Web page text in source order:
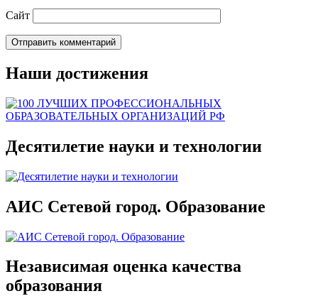
Сайт
Наши достижения
Десятилетие науки и технологии
АИС Сетевой город. Образование
Независимая оценка качества
образования